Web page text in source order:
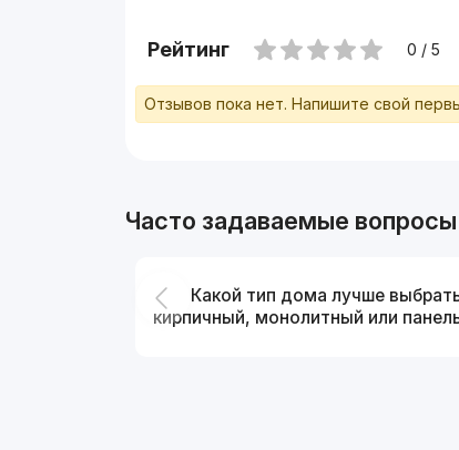
Рейтинг 0 / 5
Отзывов пока нет. Напишите свой
Часто задаваемые вопросы
Какой тип дома лучше
кирпичный, монолитный или